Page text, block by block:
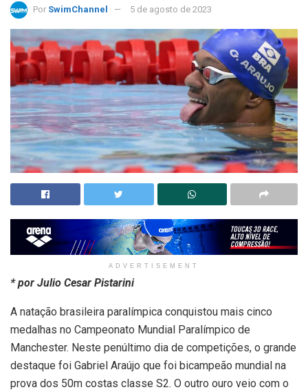
Por SwimChannel 5 de agosto de 2023
ADVERTISEMENT
* por Julio Cesar Pistarini
A natação brasileira paralímpica conquistou mais cinco
medalhas no Campeonato Mundial Paralímpico de
Manchester. Neste penúltimo dia de competições, o grande
destaque foi Gabriel Araújo que foi bicampeão mundial na
prova dos 50m costas classe S2. O outro ouro veio com o